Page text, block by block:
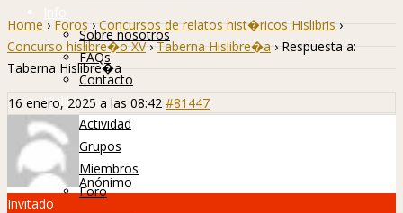
Info
Sobre nosotros
FAQs
Contacto
Hislibreños
Actividad
Grupos
Miembros
Foro
Home › Foros › Concursos de relatos hist�ricos Hislibris ›
Concurso hislibre�o XV › Taberna Hislibre�a › Respuesta a:
Taberna Hislibre�a
16 enero, 2025 a las 08:42 #81447
Anónimo
Invitado